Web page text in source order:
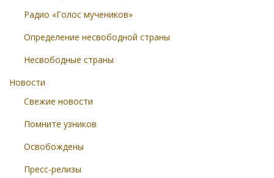
Радио «Голос мучеников»
Определение несвободной страны
Несвободные страны
Новости
Свежие новости
Помните узников
Освобождены
Пресс-релизы